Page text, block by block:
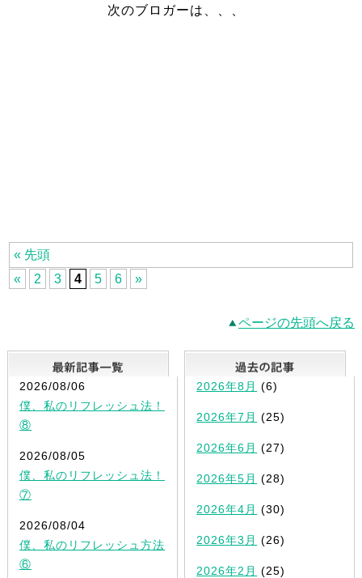
次のブロガーは、、、
« 先頭
«
2 3 4 5 6 »
ページの先頭へ戻る
最新記事一覧
2026/08/06
僕、私のリフレッシュ法！
⑧
2026/08/05
僕、私のリフレッシュ法！
⑦
2026/08/04
僕、私のリフレッシュ方法
⑥
2026年8月 (6)
2026年7月 (25)
2026年6月 (27)
2026年5月 (28)
2026年4月 (30)
2026年3月 (26)
2026年2月 (25)